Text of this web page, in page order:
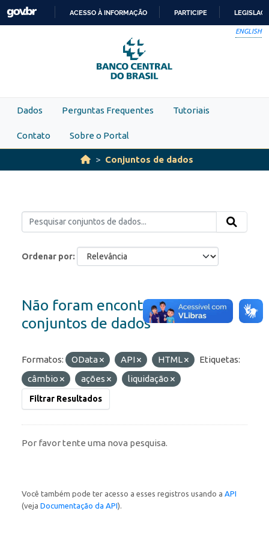
Skip to main content
PARA
O
CONTEÚDO
ACESSO À INFORMAÇÃO PARTICIPE
ENGLISH
Dados Perguntas Frequentes Tutoriais
Contato Sobre o Portal
Conjuntos de dados
Ordenar por
Não foram encontrados
conjuntos de dados
Formatos: OData API HTML
Etiquetas:
câmbio
ações liquidação
Filtrar Resultados
Por favor tente uma nova pesquisa.
Você também pode ter acesso a esses registros usando a API
(veja Documentação da API).